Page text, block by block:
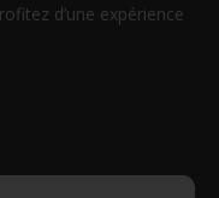
d’une expérience